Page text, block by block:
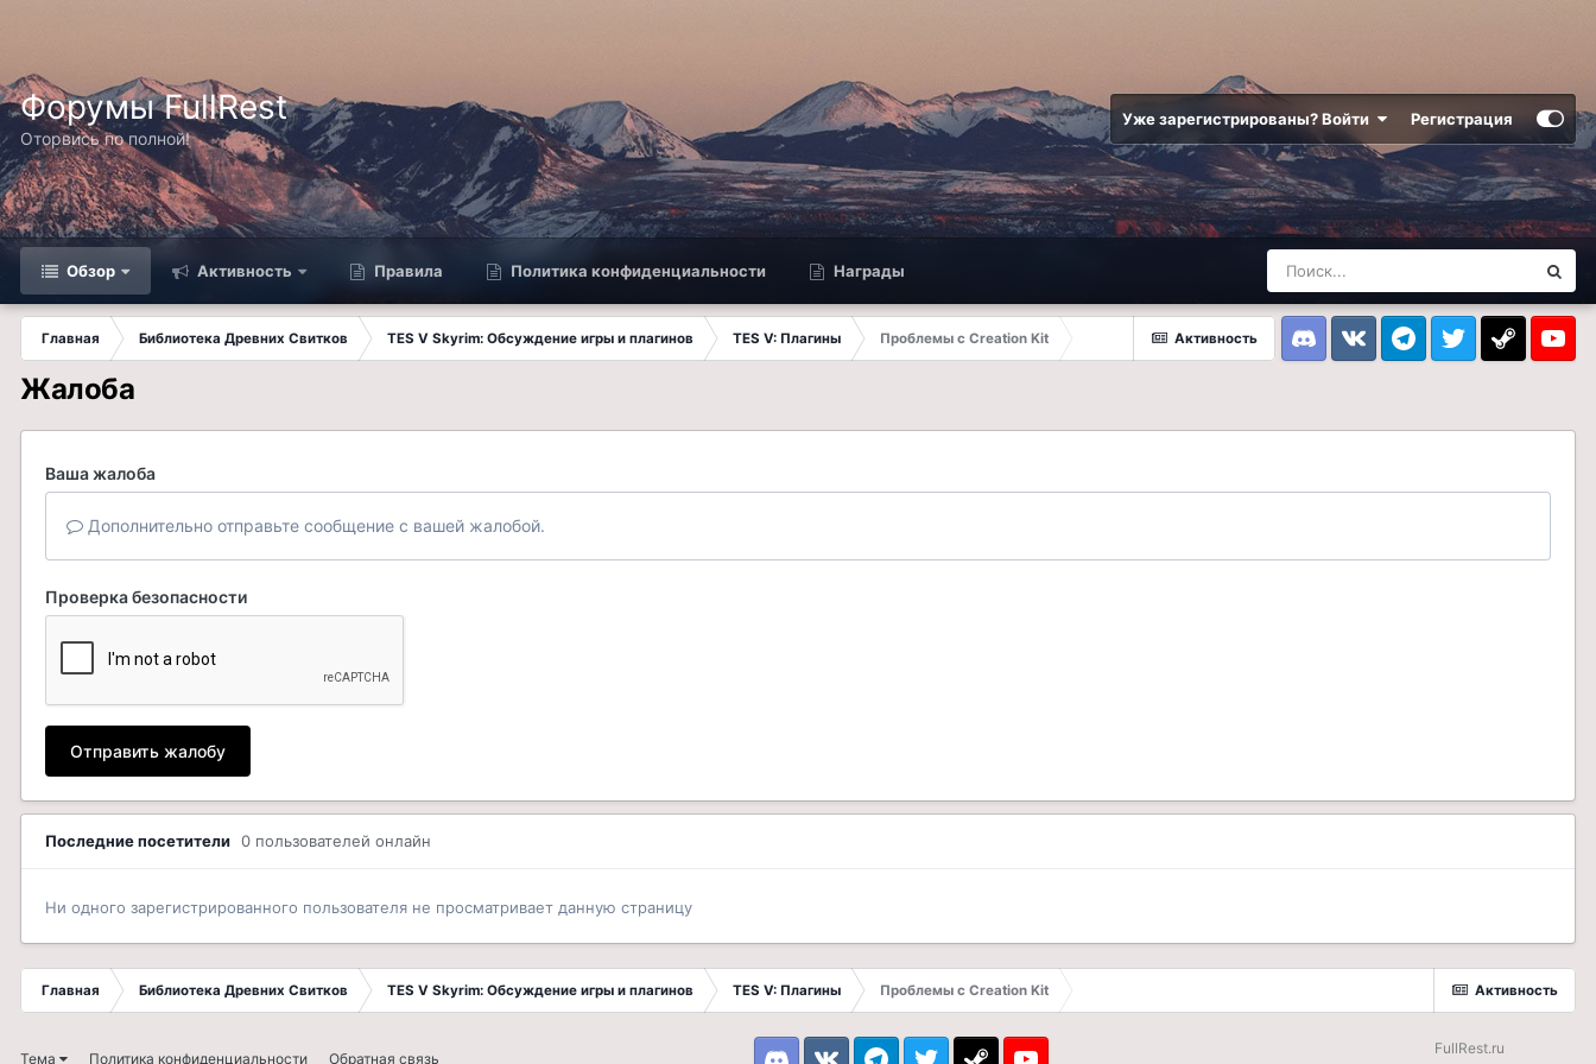
Форумы FullRest
Оторвись по полной!
Уже зарегистрированы? Войти Регистрация
Обзор Активность Правила Политика конфиденциальности Награды
Активность
Главная Библиотека Древних Свитков TES V Skyrim: Обсуждение игры и плагинов TES V: Плагины
Проблемы с Creation Kit
DiscordVK TelegramTwitter Steam
Жалоба
Ваша жалоба
Дополнительно отправьте сообщение с вашей жалобой.
Проверка безопасности
Отправить жалобу
Последние посетители 0 пользователей онлайн
Ни одного зарегистрированного пользователя не просматривает данную страницу
Активность
Главная Библиотека Древних Свитков TES V Skyrim: Обсуждение игры и плагинов TES V: Плагины Проблемы с Creation Kit
Тема Политика конфиденциальности Обратная связь
FullRest.ru